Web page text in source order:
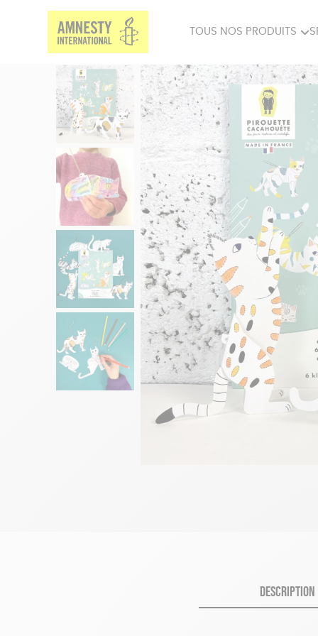
TOUS NOS PRODUITS
PRODUITS MILITANTS
BIEN-ÊTRE
DESCRIPTION